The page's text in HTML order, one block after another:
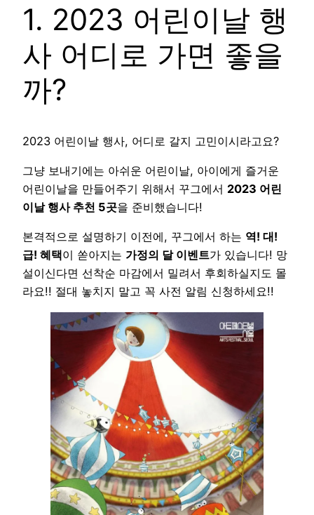
1. 2023 어린이날 행
사 어디로 가면 좋을
까?
2023 어린이날 행사, 어디로 갈지 고민이시라고요?
그냥 보내기에는 아쉬운 어린이날, 아이에게 즐거운
어린이날을 만들어주기 위해서 꾸그에서 2023 어린
이날 행사 추천 5곳을 준비했습니다!
본격적으로 설명하기 이전에, 꾸그에서 하는 역! 대!
급! 혜택이 쏟아지는 가정의 달 이벤트가 있습니다! 망
설이신다면 선착순 마감에서 밀려서 후회하실지도 몰
라요!! 절대 놓치지 말고 꼭 사전 알림 신청하세요!!